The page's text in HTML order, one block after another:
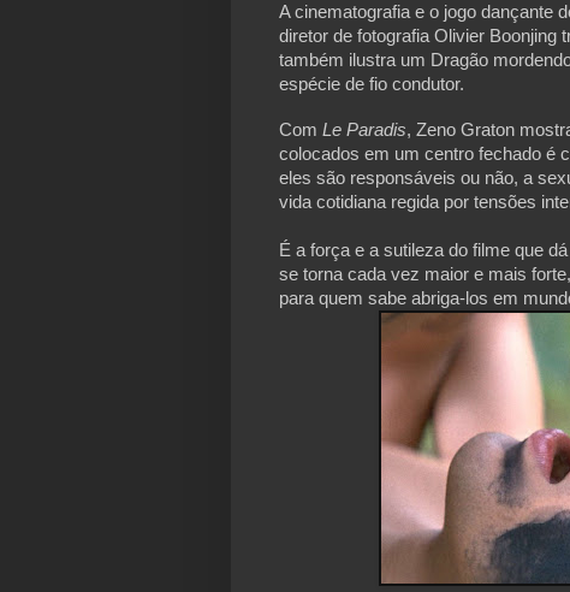
A cinematografia e o jogo dançante
diretor de fotografia Olivier Boonjing
também ilustra um Dragão
espécie de fio condutor.
Com Le Paradis, Zeno Graton
colocados em um centro fechado é
eles são responsáveis ou não, a
vida cotidiana regida por tensões
É a força e a sutileza do filme que
se torna cada vez maior e mais
para quem sabe abriga-los em